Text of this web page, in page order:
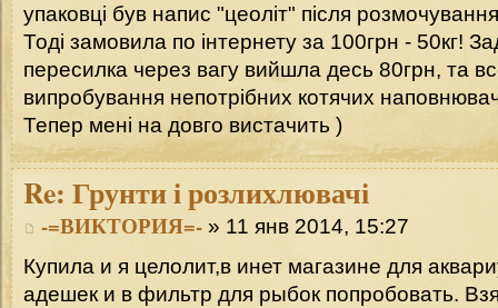
упаковці був напис "цеоліт" після
Тоді замовила по інтернету за 100грн - 50кг!
пересилка через вагу вийшла десь 80грн, та
випробування непотрібних котячих
Тепер мені на довго вистачить )
Re: Грунти і розлихлювачі
-=ВИКТОРИЯ=- » 11 янв 2014, 15:27
Купила и я целолит,в инет магазине для
адешек и в фильтр для рыбок попробовать.